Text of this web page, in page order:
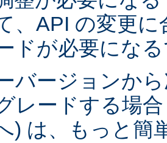
、API の変更
ドが必要にな
バージョンか
レードする場
) は、もっと簡